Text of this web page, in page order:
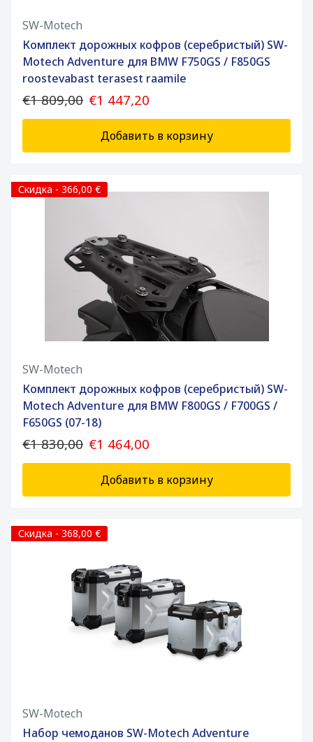
SW-Motech
Комплект дорожных кофров (серебристый) SW-
Motech Adventure для BMW F750GS / F850GS
roostevabast terasest raamile
€1 809,00 €1 447,20
Добавить в корзину
Скидка - 366,00 €
SW-Motech
Комплект дорожных кофров (серебристый) SW-
Motech Adventure для BMW F800GS / F700GS /
F650GS (07-18)
€1 830,00 €1 464,00
Добавить в корзину
Скидка - 368,00 €
SW-Motech
Набор чемоданов SW-Motech Adventure